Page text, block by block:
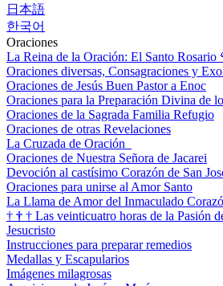
日本語
한국어
Oraciones
La Reina de la Oración: El Santo Rosario
Oraciones diversas, Consagraciones y
Oraciones de Jesús Buen Pastor a Enoc
Oraciones para la Preparación Divina de
Oraciones de la Sagrada Familia Refugio
Oraciones de otras Revelaciones
La Cruzada de Oración
Oraciones de Nuestra Señora de Jacarei
Devoción al castísimo Corazón de San
Oraciones para unirse al Amor Santo
La Llama de Amor del Inmaculado
† † † Las veinticuatro horas de la Pasión
Jesucristo
Instrucciones para preparar remedios
Medallas y Escapularios
Imágenes milagrosas